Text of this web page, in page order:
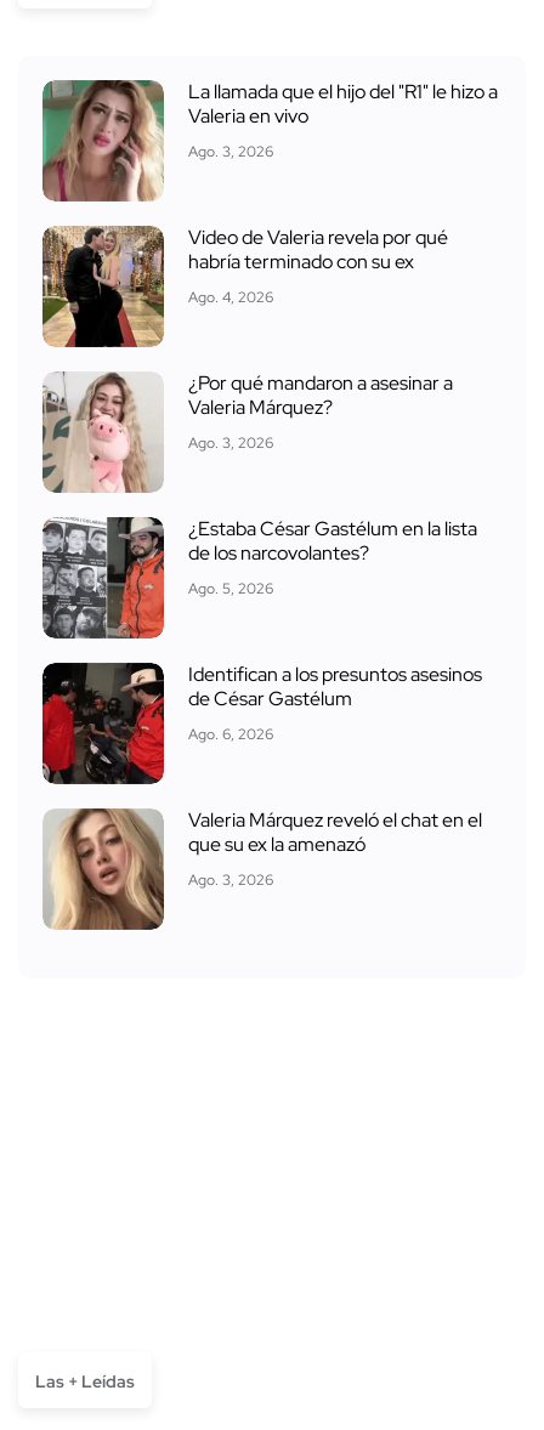
La llamada que el hijo del "R1" le hizo a
Valeria en vivo
Ago. 3, 2026
Video de Valeria revela por qué
habría terminado con su ex
Ago. 4, 2026
¿Por qué mandaron a asesinar a
Valeria Márquez?
Ago. 3, 2026
¿Estaba César Gastélum en la lista
de los narcovolantes?
Ago. 5, 2026
Identifican a los presuntos asesinos
de César Gastélum
Ago. 6, 2026
Valeria Márquez reveló el chat en el
que su ex la amenazó
Ago. 3, 2026
Las + Leídas